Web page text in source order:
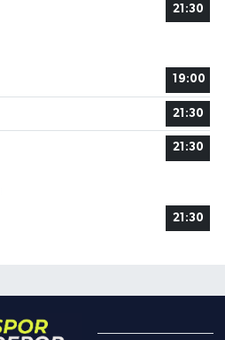
21:30
19:00
21:30
21:30
21:30